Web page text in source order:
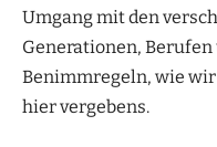
Umgang mit den
Generationen,
Benimmregeln, wie
hier vergebens.